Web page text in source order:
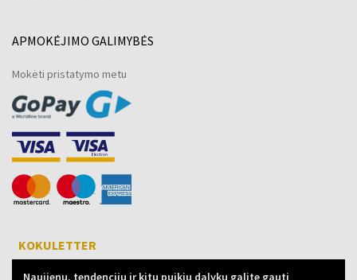
APMOKĖJIMO GALIMYBĖS
Mokėti pristatymo metu
KOKULETTER
Naujienų, tendencijų ir kitų puikių dalykų galite gauti